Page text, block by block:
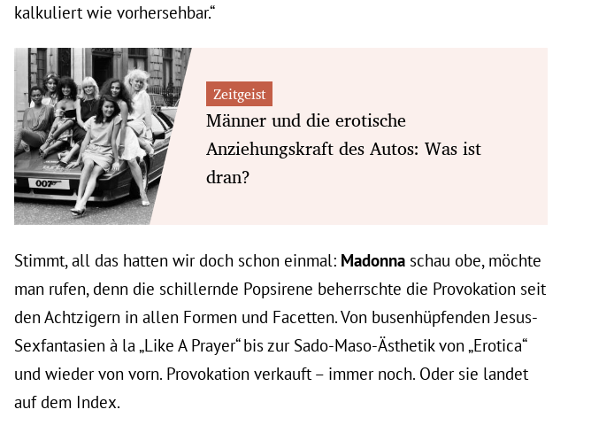
kalkuliert wie vorhersehbar.“
Zeitgeist
Männer und die erotische
Anziehungskraft des Autos: Was ist
dran?
Stimmt, all das hatten wir doch schon einmal: Madonna schau obe, möchte
man rufen, denn die schillernde Popsirene beherrschte die Provokation seit
den Achtzigern in allen Formen und Facetten. Von busenhüpfenden Jesus-
Sexfantasien à la „Like A Prayer“ bis zur Sado-Maso-Ästhetik von „Erotica“
und wieder von vorn. Provokation verkauft – immer noch. Oder sie landet
auf dem Index.